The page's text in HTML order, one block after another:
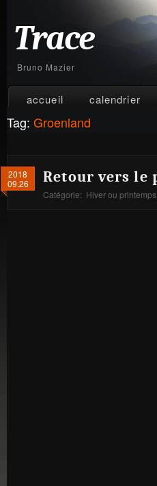
Trace
Bruno Mazier
accueil calendrier
Tag: Groenland
2018
09.26
Retour vers le
Catégorie: Hiver ou printemps